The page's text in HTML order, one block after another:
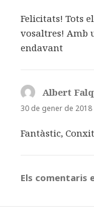
Felicitats! Tots
vosaltres! Amb
endavant
Albert
30 de gener de 2018
Fantàstic,
Els comentaris